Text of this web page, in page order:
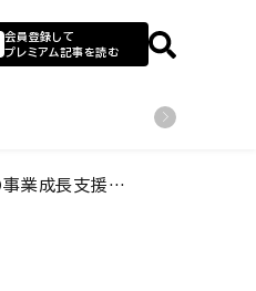
会員登録して
プレミアム記事を読む
経済に流れを」